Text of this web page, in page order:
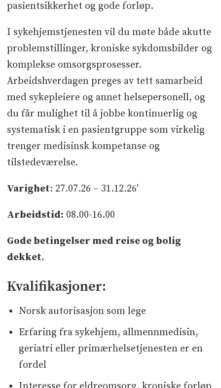
pasientsikkerhet og gode forløp.
I sykehjemstjenesten vil du møte både akutte
problemstillinger, kroniske sykdomsbilder og
komplekse omsorgsprosesser.
Arbeidshverdagen preges av tett samarbeid
med sykepleiere og annet helsepersonell, og
du får mulighet til å jobbe kontinuerlig og
systematisk i en pasientgruppe som virkelig
trenger medisinsk kompetanse og
tilstedeværelse.
Varighet: 27.07.26 – 31.12.26'
Arbeidstid: 08.00-16.00
Gode betingelser med reise og bolig
dekket.
Kvalifikasjoner:
Norsk autorisasjon som lege
Erfaring fra sykehjem, allmennmedisin,
geriatri eller primærhelsetjenesten er en
fordel